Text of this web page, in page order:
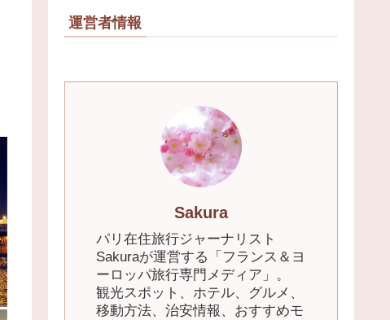
運営者情報
Sakura
パリ在住旅行ジャーナリスト
Sakuraが運営する「フランス＆ヨ
ーロッパ旅行専門メディア」。
観光スポット、ホテル、グルメ、
移動方法、治安情報、おすすめモ